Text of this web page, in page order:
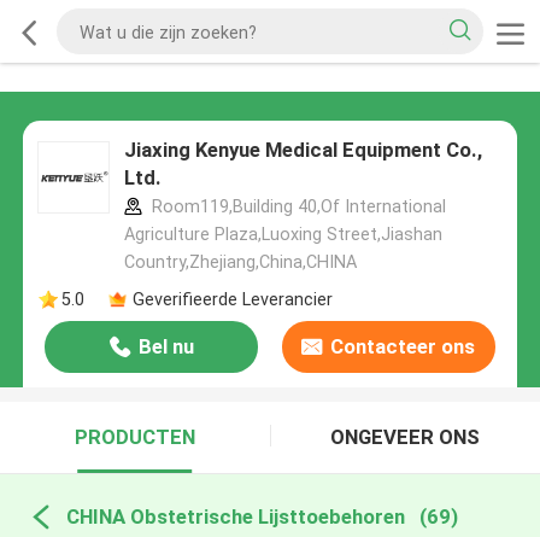
Jiaxing Kenyue Medical Equipment Co.,
Ltd.
Room119,Building 40,Of International
Agriculture Plaza,Luoxing Street,Jiashan
Country,Zhejiang,China,CHINA
5.0
Geverifieerde Leverancier
Bel nu Contacteer ons
PRODUCTEN ONGEVEER ONS
CHINA Obstetrische Lijsttoebehoren (69)